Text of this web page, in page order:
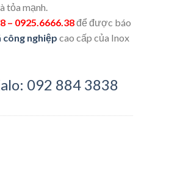
tỏa mạnh.
– 0925.6666.38để được báo
công nghiệp cao cấp của Inox
092 884 3838